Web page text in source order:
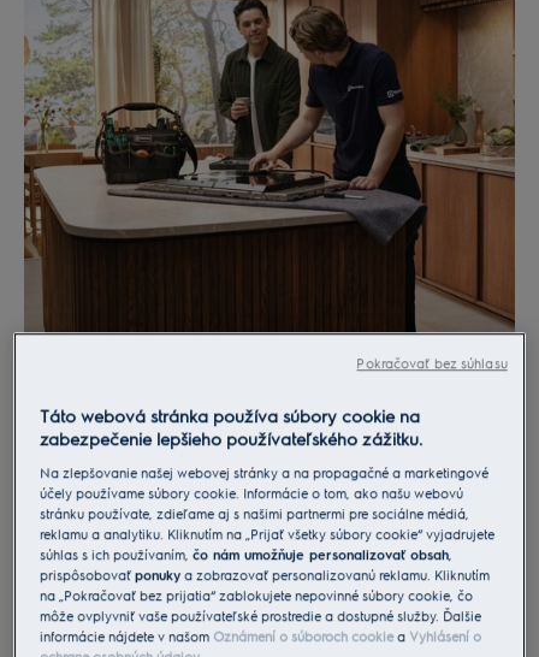
na našom e-shope.
Každý náš spotrebič je vyrobený podľa najvyšších
štandardov kvality. Doprajte svojmu spotrebiču
ochranu, akú si zaslúži.
Záruka platí iba pre nákupy realizované
prostredníctvom webovej stránkywww.electrolux.sk
Táto webová stránka používa súbory cookie na
zabezpečenie lepšieho používateľského zážitku.
Na zlepšovanie našej webovej stránky a na propagačné a marketingové
účely používame súbory cookie. Informácie o tom, ako našu webovú
stránku používate, zdieľame aj s našimi partnermi pre sociálne médiá,
reklamu a analytiku. Kliknutím na „Prijať všetky súbory cookie“ vyjadrujete
súhlas s ich používaním,čo nám umožňuje personalizovať obsah
prispôsobovaťponuky a zobrazovať personalizovanú reklamu. Kliknutím
na „Pokračovať bez prijatia“ zablokujete nepovinné súbory cookie, čo
môže ovplyvniť vaše používateľské prostredie a dostupné služby. Ďalšie
informácie nájdete v našom Oznámení o súboroch cookiea Vyhlásení o
Pokračovať bez súhlasu